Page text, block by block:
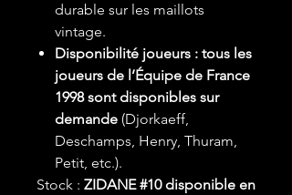
durable sur les maillots
vintage.
Disponibilité joueurs : tous les
joueurs de l’Équipe de France
1998 sont disponibles sur
demande (Djorkaeff,
Deschamps, Henry, Thuram,
Petit, etc.).
Stock : ZIDANE #10 disponible en